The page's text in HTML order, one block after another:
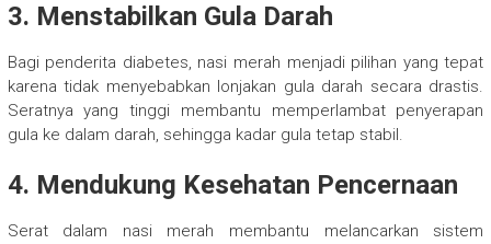
3. Menstabilkan Gula Darah
Bagi penderita diabetes, nasi merah menjadi pilihan yang tepat
karena tidak menyebabkan lonjakan gula darah secara drastis.
Seratnya yang tinggi membantu memperlambat penyerapan
gula ke dalam darah, sehingga kadar gula tetap stabil.
4. Mendukung Kesehatan Pencernaan
Serat dalam nasi merah membantu melancarkan sistem